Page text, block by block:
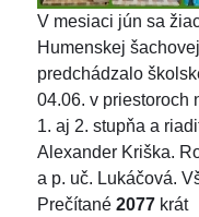
V mesiaci jún sa
Humenskej
predchádzalo
04.06. v priestoroch
1. aj 2. stupňa a
Alexander Kriška.
a p. uč. Lukáčová.
Prečítané 2077 krát